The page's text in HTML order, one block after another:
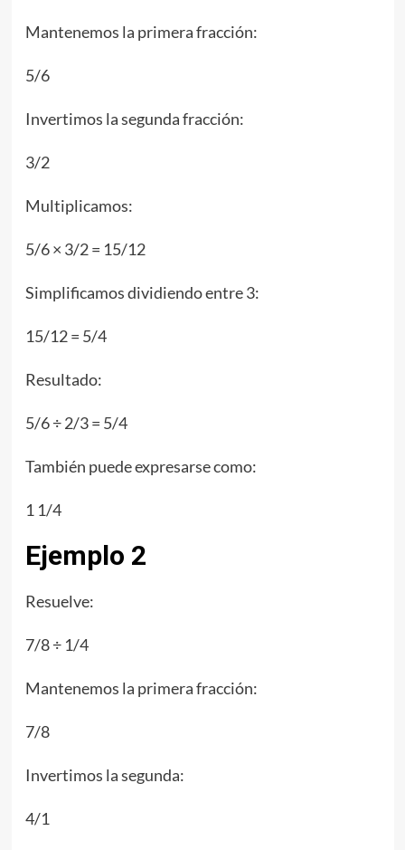
Mantenemos la primera fracción:
5/6
Invertimos la segunda fracción:
3/2
Multiplicamos:
5/6 × 3/2 = 15/12
Simplificamos dividiendo entre 3:
15/12 = 5/4
Resultado:
5/6 ÷ 2/3 = 5/4
También puede expresarse como:
1 1/4
Ejemplo 2
Resuelve:
7/8 ÷ 1/4
Mantenemos la primera fracción:
7/8
Invertimos la segunda:
4/1